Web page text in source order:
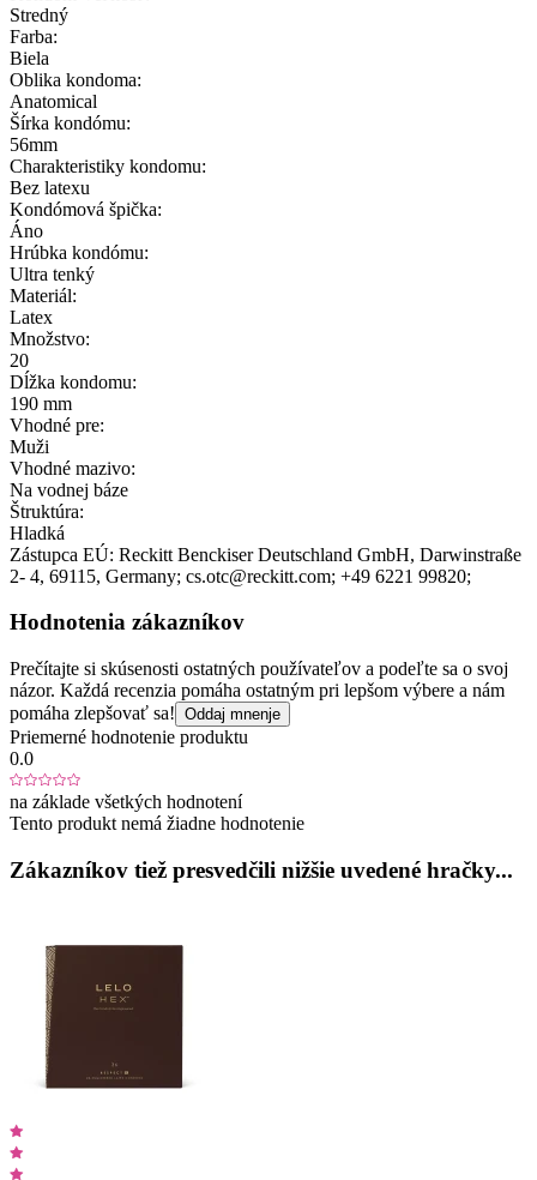
Stredný
Farba:
Biela
Oblika kondoma:
Anatomical
Šírka kondómu:
56mm
Charakteristiky kondomu:
Bez latexu
Kondómová špička:
Áno
Hrúbka kondómu:
Ultra tenký
Materiál:
Latex
Množstvo:
20
Dĺžka kondomu:
190 mm
Vhodné pre:
Muži
Vhodné mazivo:
Na vodnej báze
Štruktúra:
Hladká
Zástupca EÚ: Reckitt Benckiser Deutschland GmbH, Darwinstraße
2- 4, 69115, Germany; cs.otc@reckitt.com; +49 6221 99820;
Hodnotenia zákazníkov
Prečítajte si skúsenosti ostatných používateľov a podeľte sa o svoj
názor. Každá recenzia pomáha ostatným pri lepšom výbere a nám
pomáha zlepšovať sa! Oddaj mnenje
Priemerné hodnotenie produktu
0.0
na základe všetkých hodnotení
Tento produkt nemá žiadne hodnotenie
Zákazníkov tiež presvedčili nižšie uvedené hračky...